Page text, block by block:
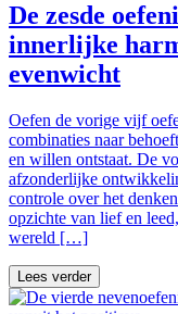
De zesde
innerlijke
evenwicht
Oefen de vorige vijf
combinaties naar
en willen ontstaat. De
afzonderlijke
controle over het
opzichte van lief en
wereld […]
Lees verder